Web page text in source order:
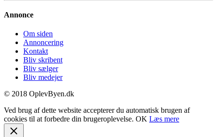
Annonce
Om siden
Annoncering
Kontakt
Bliv skribent
Bliv sælger
Bliv medejer
© 2018 OplevByen.dk
Ved brug af dette website accepterer du automatisk brugen af
cookies til at forbedre din brugeroplevelse. OK Læs mere